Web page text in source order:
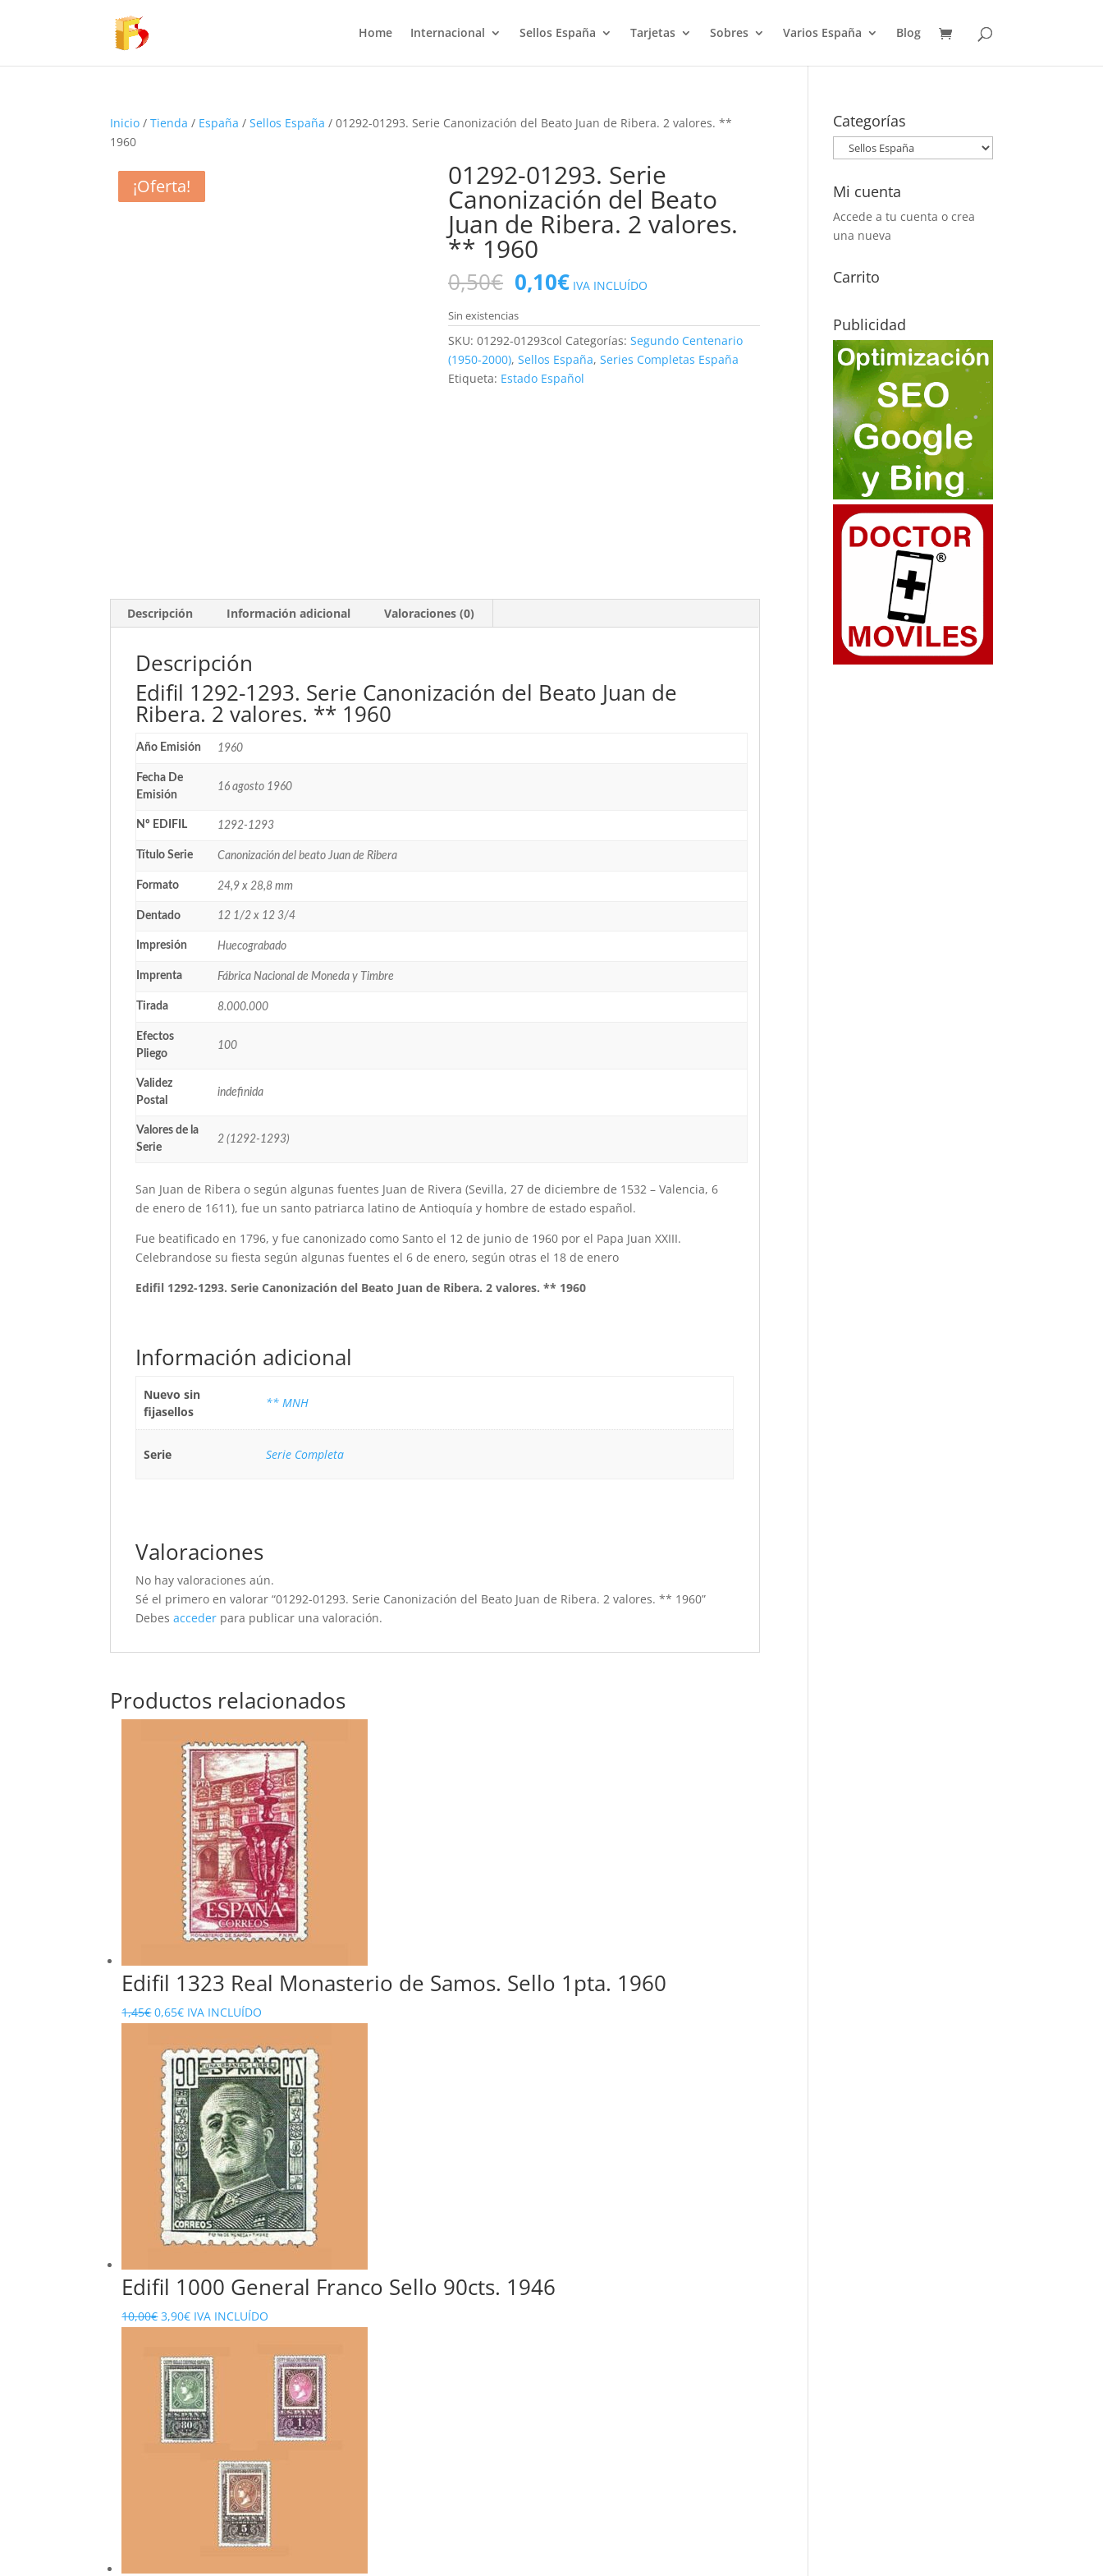
Home Internacional Sellos España Tarjetas Sobres Varios España Blog
Inicio /Tienda / España /Sellos España / 01292-01293. Serie Canonización del Beato Juan de Ribera. 2 valores. **
1960
¡Oferta! 01292-01293. Serie
Canonización del Beato
Juan de Ribera. 2 valores.
** 1960
0,50€ El
precio
original
era:
0,50€.
0,10€El
precio
actual
es:
0,10€.
IVA INCLUÍDO
Sin existencias
SKU:01292-01293col Categorías:Segundo Centenario
(1950-2000),Sellos España,Series Completas España
Etiqueta: Estado Español
Descripción Información adicional Valoraciones (0)
Descripción
Edifil 1292-1293. Serie Canonización del Beato Juan de
Ribera. 2 valores. ** 1960
Año Emisión 1960
Fecha De
Emisión
16 agosto 1960
Nº EDIFIL 1292-1293
Título Serie Canonización del beato Juan de Ribera
Formato 24,9 x 28,8 mm
Dentado 12 1/2 x 12 3/4
Impresión Huecograbado
Imprenta Fábrica Nacional de Moneda y Timbre
Tirada 8.000.000
Efectos
Pliego
100
Validez
Postal
indefinida
Valores de la
Serie
2 (1292-1293)
San Juan de Ribera o según algunas fuentes Juan de Rivera (Sevilla, 27 de diciembre de 1532 – Valencia, 6
de enero de 1611), fue un santo patriarca latino de Antioquía y hombre de estado español.
Fue beatificado en 1796, y fue canonizado como Santo el 12 de junio de 1960 por el Papa Juan XXIII.
Celebrandose su fiesta según algunas fuentes el 6 de enero, según otras el 18 de enero
Edifil 1292-1293. Serie Canonización del Beato Juan de Ribera. 2 valores. ** 1960
Información adicional
Nuevo sin
fijasellos
** MNH
Serie Serie Completa
Valoraciones
No hay valoraciones aún.
Sé el primero en valorar “01292-01293. Serie Canonización del Beato Juan de Ribera. 2 valores. ** 1960”
Debesacceder para publicar una valoración.
Productos relacionados
¡Oferta!
Edifil 1323 Real Monasterio de Samos. Sello 1pta. 1960
1,45€El
original
era:
1,45€.
0,65€El
actual
es:
0,65€.
IVA INCLUÍDO
¡Oferta!
Edifil 1000 General Franco Sello 90cts. 1946
10,00€El
original
era:
10,00€.
3,90€El
actual
es:
3,90€.
IVA INCLUÍDO
¡Oferta!
Categorías
Mi cuenta
Accede a tu cuenta o crea
una nueva
Carrito
Publicidad